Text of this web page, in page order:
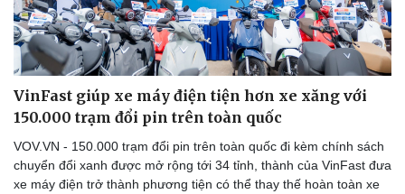
Cây thuốc
Sản phụ khoa
Nhi khoa
Nam khoa
Làm đẹp - giảm cân
Phòng mạch online
Ăn sạch sống khỏe
Blog
Tình yêu - Gia đình
VinFast giúp xe máy điện tiện hơn xe xăng với
150.000 trạm đổi pin trên toàn quốc
VOV.VN - 150.000 trạm đổi pin trên toàn quốc đi kèm chính sách
chuyển đổi xanh được mở rộng tới 34 tỉnh, thành của VinFast đưa
xe máy điện trở thành phương tiện có thể thay thế hoàn toàn xe